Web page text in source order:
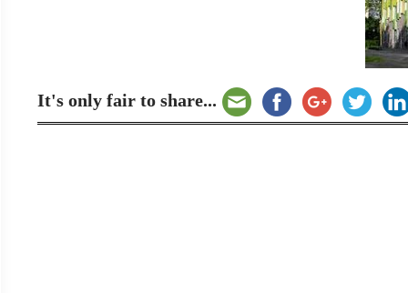
It's only fair to share...